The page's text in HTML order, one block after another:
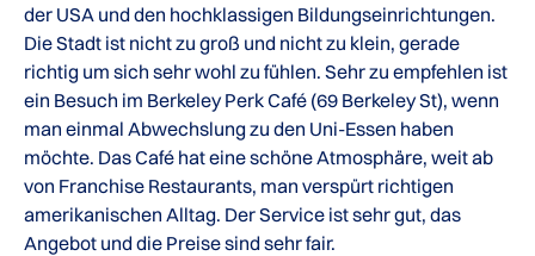
der USA und den hochklassigen Bildungseinrichtungen.
Die Stadt ist nicht zu groß und nicht zu klein, gerade
richtig um sich sehr wohl zu fühlen. Sehr zu empfehlen ist
ein Besuch im Berkeley Perk Café (69 Berkeley St), wenn
man einmal Abwechslung zu den Uni-Essen haben
möchte. Das Café hat eine schöne Atmosphäre, weit ab
von Franchise Restaurants, man verspürt richtigen
amerikanischen Alltag. Der Service ist sehr gut, das
Angebot und die Preise sind sehr fair.